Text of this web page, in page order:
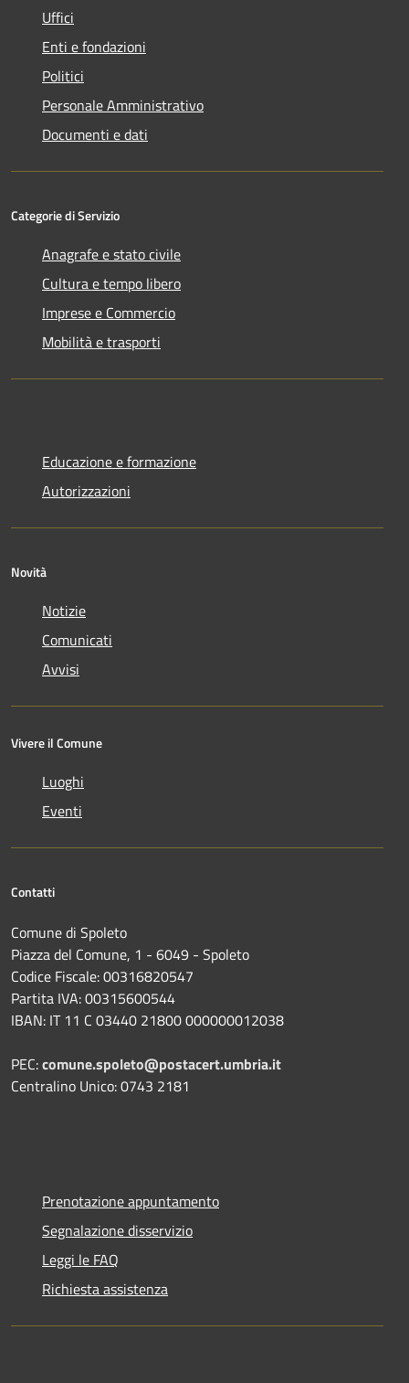
Uffici
Enti e fondazioni
Politici
Personale Amministrativo
Documenti e dati
Categorie di Servizio
Anagrafe e stato civile
Cultura e tempo libero
Imprese e Commercio
Mobilità e trasporti
Educazione e formazione
Autorizzazioni
Novità
Notizie
Comunicati
Avvisi
Vivere il Comune
Luoghi
Eventi
Contatti
Comune di Spoleto
Piazza del Comune, 1 - 6049 - Spoleto
Codice Fiscale: 00316820547
Partita IVA: 00315600544
IBAN: IT 11 C 03440 21800 000000012038
PEC:comune.spoleto@postacert.umbria.it
Centralino Unico: 0743 2181
Prenotazione appuntamento
Segnalazione disservizio
Leggi le FAQ
Richiesta assistenza